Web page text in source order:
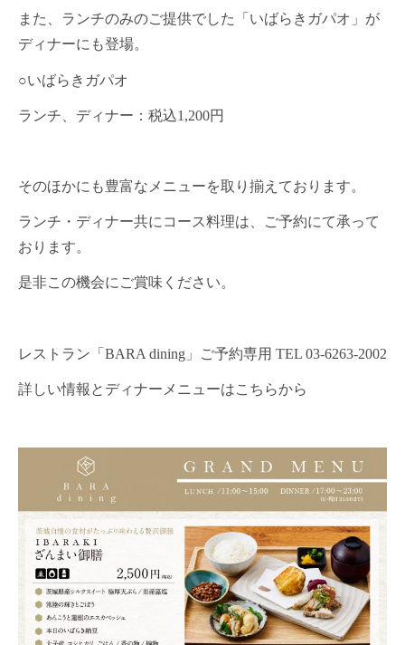
また、ランチのみのご提供でした「いばらきガパオ」が
ディナーにも登場。
○いばらきガパオ
ランチ、ディナー：税込1,200円
そのほかにも豊富なメニューを取り揃えております。
ランチ・ディナー共にコース料理は、ご予約にて承って
おります。
是非この機会にご賞味ください。
レストラン「 BARA dining 」ご予約専用 TEL 03-6263-2002
詳しい情報とディナーメニューはこちらから